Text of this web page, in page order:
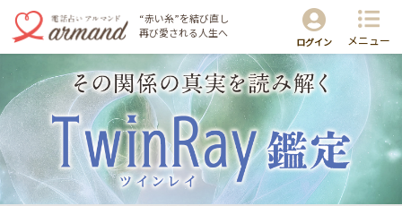
メニュー
“赤い糸”を結び直し
再び愛される人生へ
ログイン